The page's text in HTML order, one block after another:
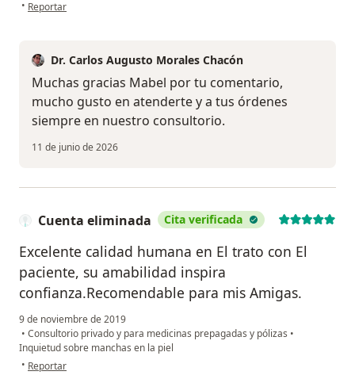
• Reportar
Dr. Carlos Augusto Morales Chacón
Muchas gracias Mabel por tu comentario,
mucho gusto en atenderte y a tus órdenes
siempre en nuestro consultorio.
11 de junio de 2026
Cuenta eliminada Cita verificada
Excelente calidad humana en El trato con El
paciente, su amabilidad inspira
confianza.Recomendable para mis Amigas.
9 de noviembre de 2019
• Consultorio privado y para medicinas prepagadas y pólizas •
Inquietud sobre manchas en la piel
• en opinión del usuario Cuenta eliminada
Reportar